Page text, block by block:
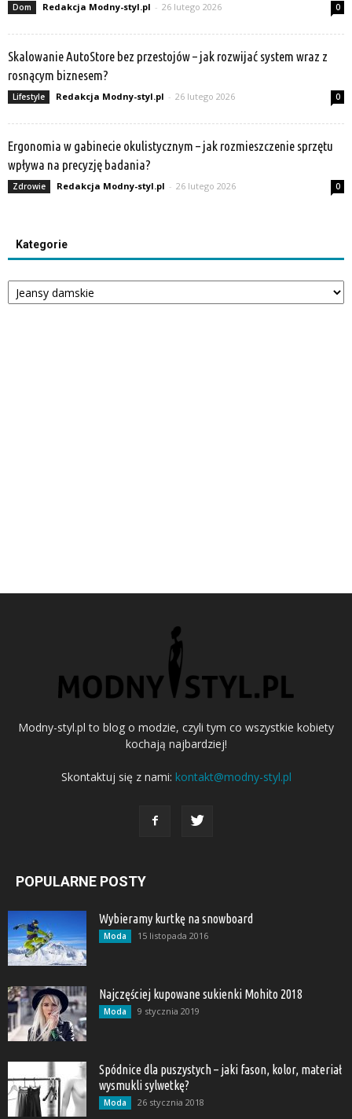
Dom Redakcja Modny-styl.pl - 26 lutego 2026 0
Skalowanie AutoStore bez przestojów – jak rozwijać system wraz z
rosnącym biznesem?
Lifestyle Redakcja Modny-styl.pl - 26 lutego 2026 0
Ergonomia w gabinecie okulistycznym – jak rozmieszczenie sprzętu
wpływa na precyzję badania?
Zdrowie Redakcja Modny-styl.pl - 26 lutego 2026 0
Kategorie
Kategorie
Modny-styl.pl to blog o modzie, czyli tym co wszystkie kobiety
kochają najbardziej!
Skontaktuj się z nami: kontakt@modny-styl.pl
POPULARNE POSTY
Wybieramy kurtkę na snowboard
Moda 15 listopada 2016
Najczęściej kupowane sukienki Mohito 2018
Moda 9 stycznia 2019
Spódnice dla puszystych – jaki fason, kolor, materiał
wysmukli sylwetkę?
Moda 26 stycznia 2018